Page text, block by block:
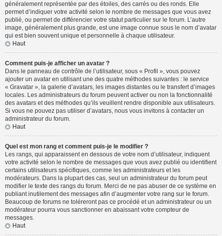
généralement représentée par des étoiles, des carrés ou des ronds. Elle
permet d’indiquer votre activité selon le nombre de messages que vous avez
publié, ou permet de différencier votre statut particulier sur le forum. L’autre
image, généralement plus grande, est une image connue sous le nom d’avatar
qui est bien souvent unique et personnelle à chaque utilisateur.
Haut
Comment puis-je afficher un avatar ?
Dans le panneau de contrôle de l’utilisateur, sous « Profil », vous pouvez
ajouter un avatar en utilisant une des quatre méthodes suivantes : le service
« Gravatar », la galerie d’avatars, les images distantes ou le transfert d’images
locales. Les administrateurs du forum peuvent activer ou non la fonctionnalité
des avatars et des méthodes qu’ils veuillent rendre disponible aux utilisateurs.
Si vous ne pouvez pas utiliser d’avatars, nous vous invitons à contacter un
administrateur du forum.
Haut
Quel est mon rang et comment puis-je le modifier ?
Les rangs, qui apparaissent en dessous de votre nom d’utilisateur, indiquent
votre activité selon le nombre de messages que vous avez publié ou identifient
certains utilisateurs spécifiques, comme les administrateurs et les
modérateurs. Dans la plupart des cas, seul un administrateur du forum peut
modifier le texte des rangs du forum. Merci de ne pas abuser de ce système en
publiant inutilement des messages afin d’augmenter votre rang sur le forum.
Beaucoup de forums ne toléreront pas ce procédé et un administrateur ou un
modérateur pourra vous sanctionner en abaissant votre compteur de
messages.
Haut